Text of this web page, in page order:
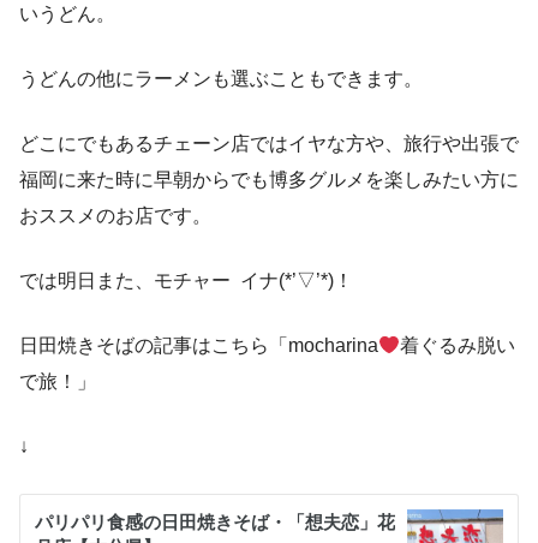
いうどん。
うどんの他にラーメンも選ぶこともできます。
どこにでもあるチェーン店ではイヤな方や、旅行や出張で
福岡に来た時に早朝からでも博多グルメを楽しみたい方に
おススメのお店です。
では明日また、モチャー イナ(*’▽’*)！
日田焼きそばの記事はこちら「mocharina
着ぐるみ脱い
で旅！」
↓